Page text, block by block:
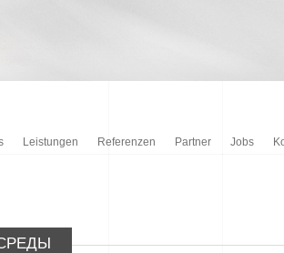
Leistungen Referenzen Partner Jobs